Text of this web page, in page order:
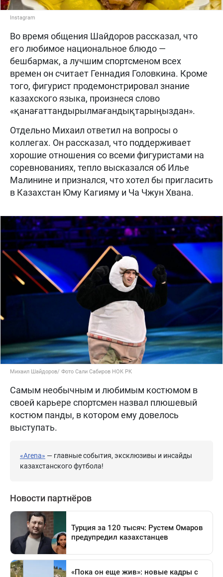
Instagram
Во время общения Шайдоров рассказал, что
его любимое национальное блюдо —
бешбармак, а лучшим спортсменом всех
времен он считает Геннадия Головкина. Кроме
того, фигурист продемонстрировал знание
казахского языка, произнеся слово
«қанағаттандырылмағандықтарыңыздан».
Отдельно Михаил ответил на вопросы о
коллегах. Он рассказал, что поддерживает
хорошие отношения со всеми фигуристами на
соревнованиях, тепло высказался об Илье
Малинине и признался, что хотел бы пригласить
в Казахстан Юму Кагияму и Ча Чжун Хвана.
Михаил Шайдоров/ Фото Сали Сабиров НОК РК
Самым необычным и любимым костюмом в
своей карьере спортсмен назвал плюшевый
костюм панды, в котором ему довелось
выступать.
«Arena» — главные события, эксклюзивы и инсайды
казахстанского футбола!